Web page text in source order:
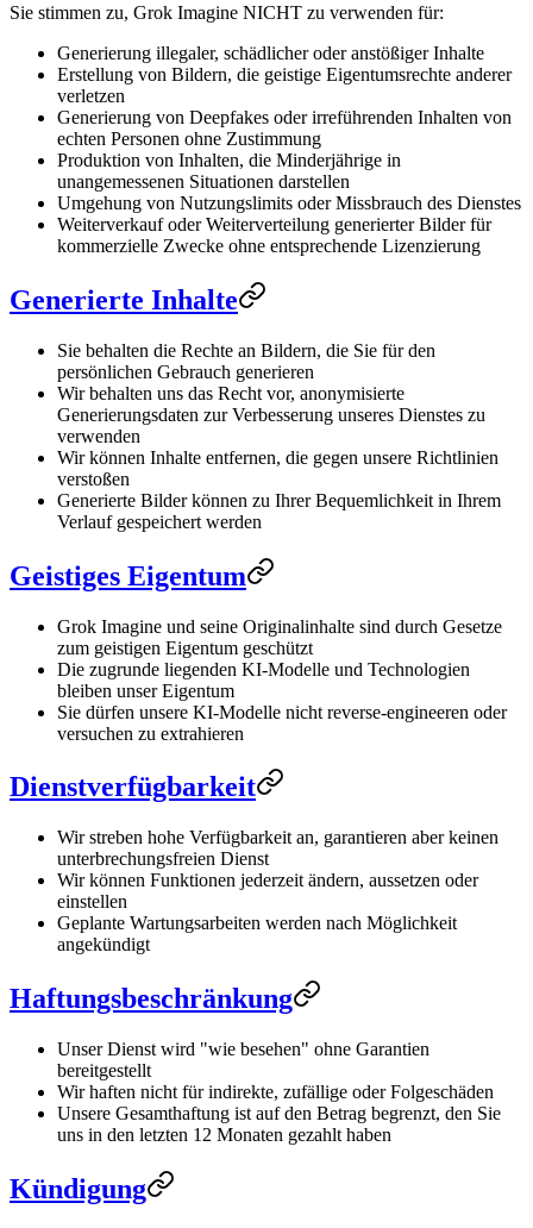
Sie stimmen zu, Grok Imagine NICHT zu verwenden für:
Generierung illegaler, schädlicher oder anstößiger Inhalte
Erstellung von Bildern, die geistige Eigentumsrechte anderer
verletzen
Generierung von Deepfakes oder irreführenden Inhalten von
echten Personen ohne Zustimmung
Produktion von Inhalten, die Minderjährige in
unangemessenen Situationen darstellen
Umgehung von Nutzungslimits oder Missbrauch des Dienstes
Weiterverkauf oder Weiterverteilung generierter Bilder für
kommerzielle Zwecke ohne entsprechende Lizenzierung
Generierte Inhalte
Sie behalten die Rechte an Bildern, die Sie für den
persönlichen Gebrauch generieren
Wir behalten uns das Recht vor, anonymisierte
Generierungsdaten zur Verbesserung unseres Dienstes zu
verwenden
Wir können Inhalte entfernen, die gegen unsere Richtlinien
verstoßen
Generierte Bilder können zu Ihrer Bequemlichkeit in Ihrem
Verlauf gespeichert werden
Geistiges Eigentum
Grok Imagine und seine Originalinhalte sind durch Gesetze
zum geistigen Eigentum geschützt
Die zugrunde liegenden KI-Modelle und Technologien
bleiben unser Eigentum
Sie dürfen unsere KI-Modelle nicht reverse-engineeren oder
versuchen zu extrahieren
Dienstverfügbarkeit
Wir streben hohe Verfügbarkeit an, garantieren aber keinen
unterbrechungsfreien Dienst
Wir können Funktionen jederzeit ändern, aussetzen oder
einstellen
Geplante Wartungsarbeiten werden nach Möglichkeit
angekündigt
Haftungsbeschränkung
Unser Dienst wird "wie besehen" ohne Garantien
bereitgestellt
Wir haften nicht für indirekte, zufällige oder Folgeschäden
Unsere Gesamthaftung ist auf den Betrag begrenzt, den Sie
uns in den letzten 12 Monaten gezahlt haben
Kündigung